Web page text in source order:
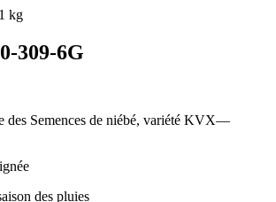
309-6G
des Semences de niébé, variété KVX—
des pluies